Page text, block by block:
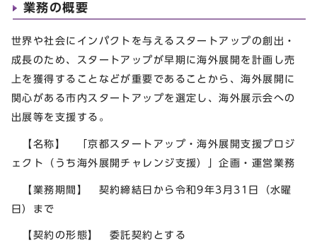
業務の概要
世界や社会にインパクトを与えるスタートアップの創出・
成長のため、スタートアップが早期に海外展開を計画し売
上を獲得することなどが重要であることから、海外展開に
関心がある市内スタートアップを選定し、海外展示会への
出展等を支援する。
【名称】 「京都スタートアップ・海外展開支援プロジ
ェクト（うち海外展開チャレンジ支援）」企画・運営業務
【業務期間】 契約締結日から令和9年3月31日（水曜
日）まで
【契約の形態】 委託契約とする